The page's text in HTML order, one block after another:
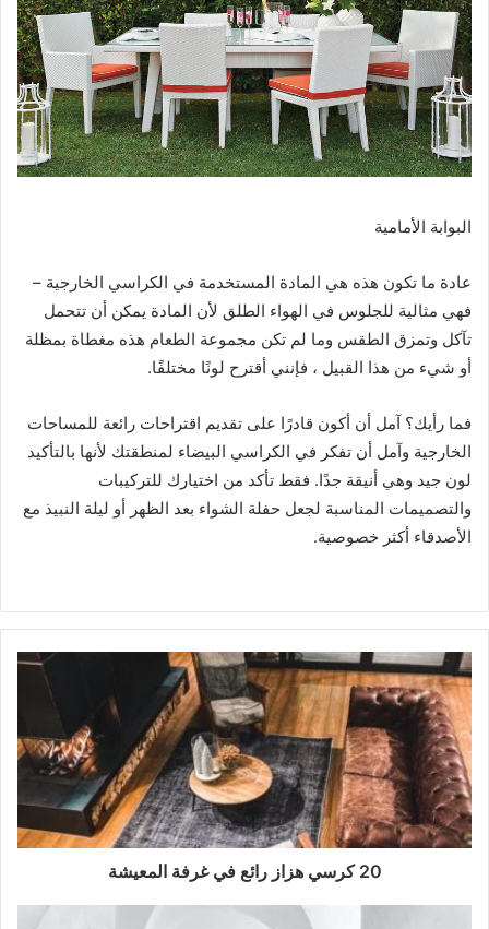
البوابة الأمامية
عادة ما تكون هذه هي المادة المستخدمة في الكراسي الخارجية –
فهي مثالية للجلوس في الهواء الطلق لأن المادة يمكن أن تتحمل
تآكل وتمزق الطقس وما لم تكن مجموعة الطعام هذه مغطاة بمظلة
أو شيء من هذا القبيل ، فإنني أقترح لونًا مختلفًا.
فما رأيك؟ آمل أن أكون قادرًا على تقديم اقتراحات رائعة للمساحات
الخارجية وآمل أن تفكر في الكراسي البيضاء لمنطقتك لأنها بالتأكيد
لون جيد وهي أنيقة جدًا. فقط تأكد من اختيارك للتركيبات
والتصميمات المناسبة لجعل حفلة الشواء بعد الظهر أو ليلة النبيذ مع
الأصدقاء أكثر خصوصية.
20 كرسي هزاز رائع في غرفة المعيشة